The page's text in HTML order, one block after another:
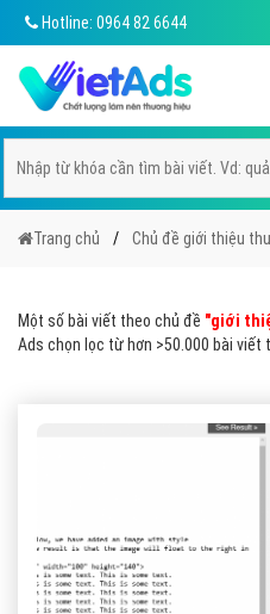
Hotline: 0964 82 6644
Trang chủ Chủ đề giới thiệu
Một số bài viết theo chủ đề "giới
Ads chọn lọc từ hơn >50.000 bài viết